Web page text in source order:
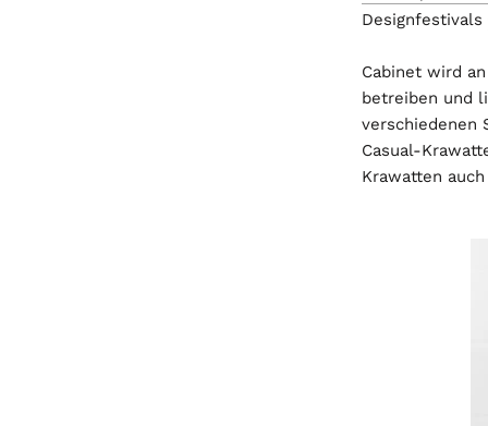
Designfestivals
Cabinet wird
betreiben und
verschiedenen
Casual-
Krawatten